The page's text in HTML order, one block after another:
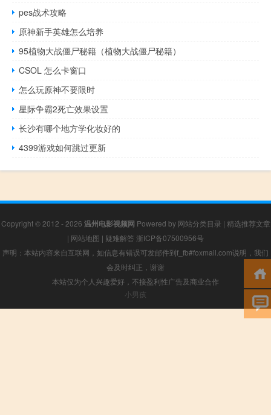
pes战术攻略
原神新手英雄怎么培养
95植物大战僵尸秘籍（植物大战僵尸秘籍）
CSOL 怎么卡窗口
怎么玩原神不要限时
星际争霸2死亡效果设置
长沙有哪个地方学化妆好的
4399游戏如何跳过更新
Copyright © 2012 - 2026 温州电影视频网 Powered by 网站分类目录 | 精选推荐文章
| 网站地图 | 疑难解答 浙ICP备07500956号
声明：本站内容来自互联网，如信息有错误可发邮件到f_fb#foxmail.com说明，我们
会及时纠正，谢谢
本站仅为个人兴趣爱好，不接盈利性广告及商业合作
小男孩